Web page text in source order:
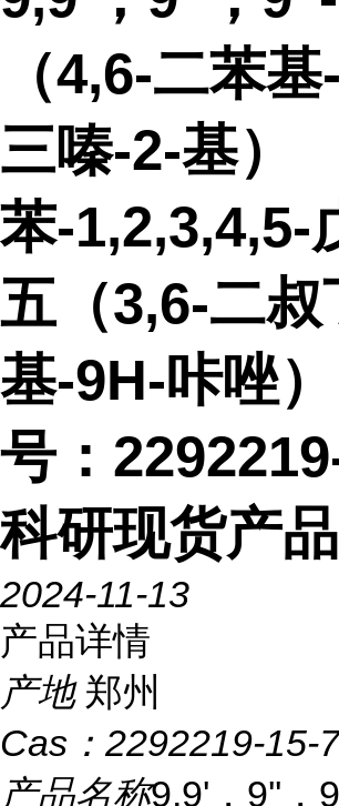
（4,6-二苯
三嗪-2-基）
苯-1,2,3,4,5-
五（3,6-二叔
基-9H-咔唑
号：
科研现货产品
2024-11-13
产品详情
产地 郑州
Cas： 2292219-15-7
产品名称9,9'，9''，